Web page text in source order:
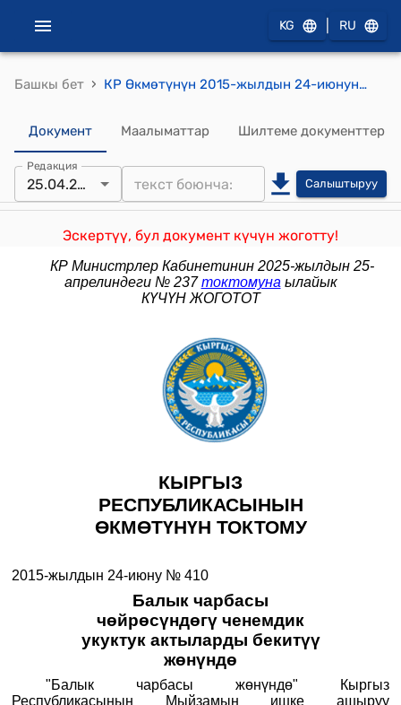
KG RU
Башкы бет › КР Өкмөтүнүн 2015-жылдын 24-июнундагы № 410 "Балык чарбасы чөйрөсүндөгү ченемдик укуктук актыларды бекитүү жөнүндө" токтому
Документ Маалыматтар Шилтеме документтер
Редакция
25.04.2025 Салыштыруу
Эскертүү, бул документ күчүн жоготту!